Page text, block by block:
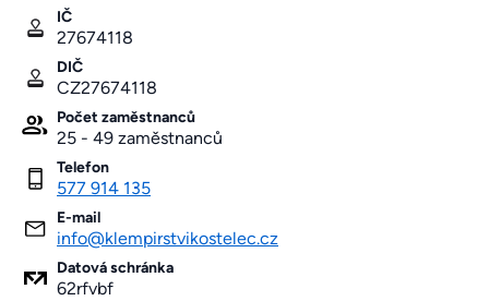
IČ
27674118
DIČ
CZ27674118
Počet zaměstnanců
25 - 49 zaměstnanců
Telefon
577 914 135
E-mail
info@klempirstvikostelec.cz
Datová schránka
62rfvbf